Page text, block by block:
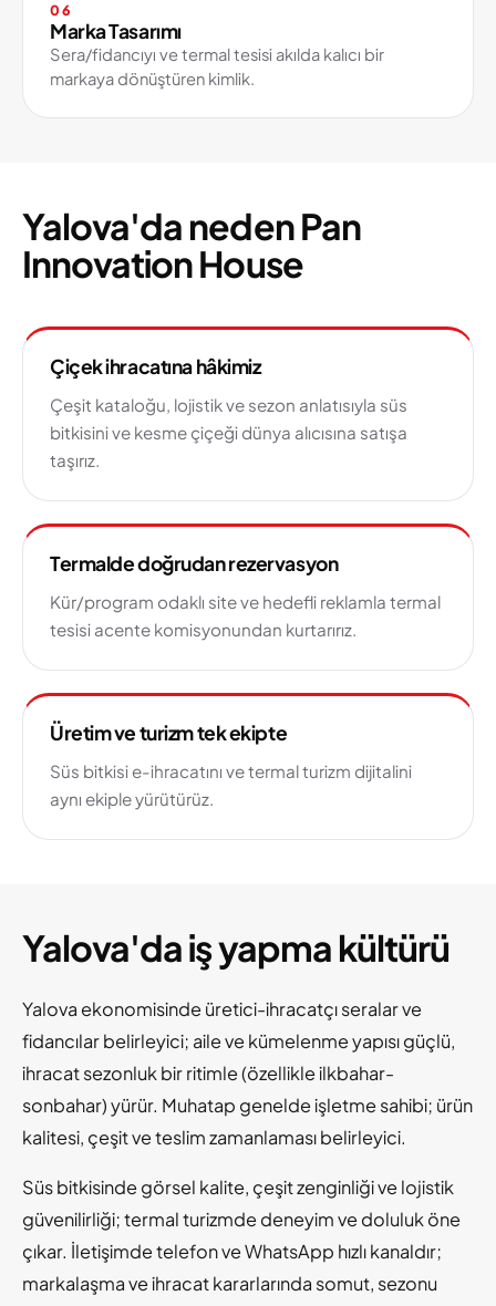
06
Marka Tasarımı
Sera/fidancıyı ve termal tesisi akılda kalıcı bir
markaya dönüştüren kimlik.
Yalova'da neden Pan
Innovation House
Çiçek ihracatına hâkimiz
Çeşit kataloğu, lojistik ve sezon anlatısıyla süs
bitkisini ve kesme çiçeği dünya alıcısına satışa
taşırız.
Termalde doğrudan rezervasyon
Kür/program odaklı site ve hedefli reklamla termal
tesisi acente komisyonundan kurtarırız.
Üretim ve turizm tek ekipte
Süs bitkisi e-ihracatını ve termal turizm dijitalini
aynı ekiple yürütürüz.
Yalova'da iş yapma kültürü
Yalova ekonomisinde üretici-ihracatçı seralar ve
fidancılar belirleyici; aile ve kümelenme yapısı güçlü,
ihracat sezonluk bir ritimle (özellikle ilkbahar-
sonbahar) yürür. Muhatap genelde işletme sahibi; ürün
kalitesi, çeşit ve teslim zamanlaması belirleyici.
Süs bitkisinde görsel kalite, çeşit zenginliği ve lojistik
güvenilirliği; termal turizmde deneyim ve doluluk öne
çıkar. İletişimde telefon ve WhatsApp hızlı kanaldır;
markalaşma ve ihracat kararlarında somut, sezonu